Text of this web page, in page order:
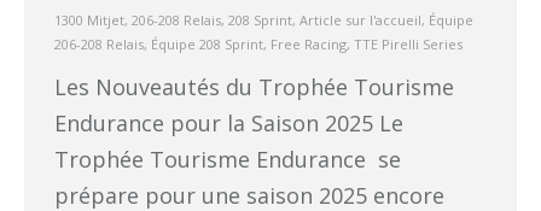
1300 Mitjet, 206-208 Relais, 208 Sprint, Article sur l'accueil, Équipe
206-208 Relais, Équipe 208 Sprint, Free Racing, TTE Pirelli Series
Les Nouveautés du Trophée Tourisme
Endurance pour la Saison 2025 Le
Trophée Tourisme Endurance se
prépare pour une saison 2025 encore